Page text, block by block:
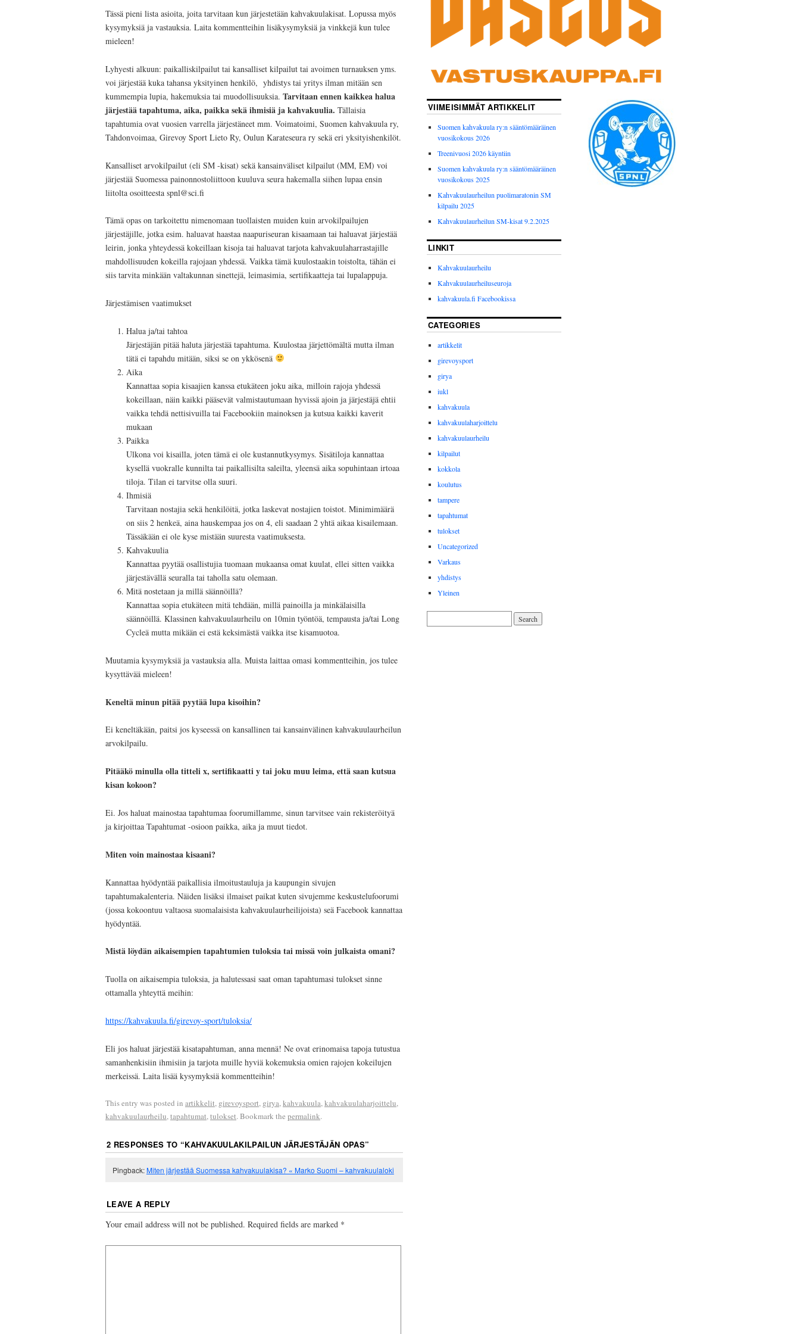
Tässä pieni lista asioita, joita tarvitaan kun järjestetään kahvakuulakisat. Lopussa myös
kysymyksiä ja vastauksia. Laita kommentteihin lisäkysymyksiä ja vinkkejä kun tulee
mieleen!
Lyhyesti alkuun: paikalliskilpailut tai kansalliset kilpailut tai avoimen turnauksen yms.
voi järjestää kuka tahansa yksityinen henkilö, yhdistys tai yritys ilman mitään sen
kummempia lupia, hakemuksia tai muodollisuuksia. Tarvitaan ennen kaikkea halua
järjestää tapahtuma, aika, paikka sekä ihmisiä ja kahvakuulia. Tällaisia
tapahtumia ovat vuosien varrella järjestäneet mm. Voimatoimi, Suomen kahvakuula ry,
Tahdonvoimaa, Girevoy Sport Lieto Ry, Oulun Karateseura ry sekä eri yksityishenkilöt.
Kansalliset arvokilpailut (eli SM -kisat) sekä kansainväliset kilpailut (MM, EM) voi
järjestää Suomessa painonnostoliittoon kuuluva seura hakemalla siihen lupaa ensin
liitolta osoitteesta spnl@sci.fi
Tämä opas on tarkoitettu nimenomaan tuollaisten muiden kuin arvokilpailujen
järjestäjille, jotka esim. haluavat haastaa naapuriseuran kisaamaan tai haluavat järjestää
leirin, jonka yhteydessä kokeillaan kisoja tai haluavat tarjota kahvakuulaharrastajille
mahdollisuuden kokeilla rajojaan yhdessä. Vaikka tämä kuulostaakin toistolta, tähän ei
siis tarvita minkään valtakunnan sinettejä, leimasimia, sertifikaatteja tai lupalappuja.
Järjestämisen vaatimukset
Halua ja/tai tahtoa
Järjestäjän pitää haluta järjestää tapahtuma. Kuulostaa järjettömältä mutta ilman
tätä ei tapahdu mitään, siksi se on ykkösenä
Aika
Kannattaa sopia kisaajien kanssa etukäteen joku aika, milloin rajoja yhdessä
kokeillaan, näin kaikki pääsevät valmistautumaan hyvissä ajoin ja järjestäjä ehtii
vaikka tehdä nettisivuilla tai Facebookiin mainoksen ja kutsua kaikki kaverit
mukaan
Paikka
Ulkona voi kisailla, joten tämä ei ole kustannutkysymys. Sisätiloja kannattaa
kysellä vuokralle kunnilta tai paikallisilta saleilta, yleensä aika sopuhintaan irtoaa
tiloja. Tilan ei tarvitse olla suuri.
Ihmisiä
Tarvitaan nostajia sekä henkilöitä, jotka laskevat nostajien toistot. Minimimäärä
on siis 2 henkeä, aina hauskempaa jos on 4, eli saadaan 2 yhtä aikaa kisailemaan.
Tässäkään ei ole kyse mistään suuresta vaatimuksesta.
Kahvakuulia
Kannattaa pyytää osallistujia tuomaan mukaansa omat kuulat, ellei sitten vaikka
järjestävällä seuralla tai taholla satu olemaan.
Mitä nostetaan ja millä säännöillä?
Kannattaa sopia etukäteen mitä tehdään, millä painoilla ja minkälaisilla
säännöillä. Klassinen kahvakuulaurheilu on 10min työntöä, tempausta ja/tai Long
Cycleä mutta mikään ei estä keksimästä vaikka itse kisamuotoa.
Muutamia kysymyksiä ja vastauksia alla. Muista laittaa omasi kommentteihin, jos tulee
kysyttävää mieleen!
Keneltä minun pitää pyytää lupa kisoihin?
Ei keneltäkään, paitsi jos kyseessä on kansallinen tai kansainvälinen kahvakuulaurheilun
arvokilpailu.
Pitääkö minulla olla titteli x, sertifikaatti y tai joku muu leima, että saan kutsua
kisan kokoon?
Ei. Jos haluat mainostaa tapahtumaa foorumillamme, sinun tarvitsee vain rekisteröityä
ja kirjoittaa Tapahtumat -osioon paikka, aika ja muut tiedot.
Miten voin mainostaa kisaani?
Kannattaa hyödyntää paikallisia ilmoitustauluja ja kaupungin sivujen
tapahtumakalenteria. Näiden lisäksi ilmaiset paikat kuten sivujemme keskustelufoorumi
(jossa kokoontuu valtaosa suomalaisista kahvakuulaurheilijoista) seä Facebook kannattaa
hyödyntää.
Mistä löydän aikaisempien tapahtumien tuloksia tai missä voin julkaista omani?
Tuolla on aikaisempia tuloksia, ja halutessasi saat oman tapahtumasi tulokset sinne
ottamalla yhteyttä meihin:
https://kahvakuula.fi/girevoy-sport/tuloksia/
Eli jos haluat järjestää kisatapahtuman, anna mennä! Ne ovat erinomaisa tapoja tutustua
samanhenkisiin ihmisiin ja tarjota muille hyviä kokemuksia omien rajojen kokeilujen
merkeissä. Laita lisää kysymyksiä kommentteihin!
This entry was posted in artikkelit, girevoysport, girya,kahvakuula,kahvakuulaharjoittelu,
kahvakuulaurheilu,tapahtumat,tulokset. Bookmark the permalink.
2 RESPONSES TO “KAHVAKUULAKILPAILUN JÄRJESTÄJÄN OPAS”
Pingback:Miten järjestää Suomessa kahvakuulakisa? « Marko Suomi – kahvakuulaloki
LEAVE A REPLY
Your email address will not be published. Required fields are marked *
VIIMEISIMMÄT ARTIKKELIT
Suomen kahvakuula ry:n sääntömääräinen
vuosikokous 2026
Treenivuosi 2026 käyntiin
Suomen kahvakuula ry:n sääntömääräinen
vuosikokous 2025
Kahvakuulaurheilun puolimaratonin SM
kilpailu 2025
Kahvakuulaurheilun SM-kisat 9.2.2025
LINKIT
Kahvakuulaurheilu
Kahvakuulaurheiluseuroja
kahvakuula.fi Facebookissa
CATEGORIES
artikkelit
girevoysport
girya
iukl
kahvakuula
kahvakuulaharjoittelu
kahvakuulaurheilu
kilpailut
kokkola
koulutus
tampere
tapahtumat
tulokset
Uncategorized
Varkaus
yhdistys
Yleinen